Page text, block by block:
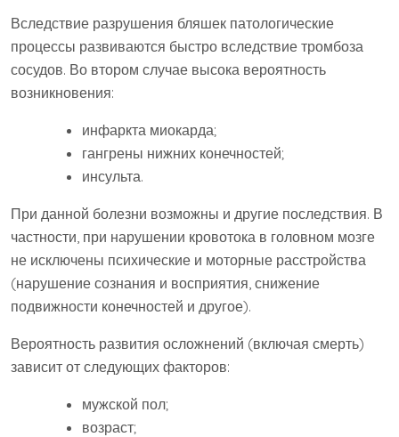
Вследствие разрушения бляшек патологические
процессы развиваются быстро вследствие тромбоза
сосудов. Во втором случае высока вероятность
возникновения:
инфаркта миокарда;
гангрены нижних конечностей;
инсульта.
При данной болезни возможны и другие последствия. В
частности, при нарушении кровотока в головном мозге
не исключены психические и моторные расстройства
(нарушение сознания и восприятия, снижение
подвижности конечностей и другое).
Вероятность развития осложнений (включая смерть)
зависит от следующих факторов:
мужской пол;
возраст;